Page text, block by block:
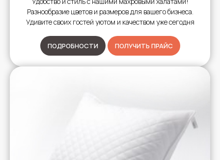
Разнообразие цветов и размеров для вашего бизнеса.
Удивите своих гостей уютом и качеством уже сегодня
ПОДРОБНОСТИ ПОЛУЧИТЬ ПРАЙС